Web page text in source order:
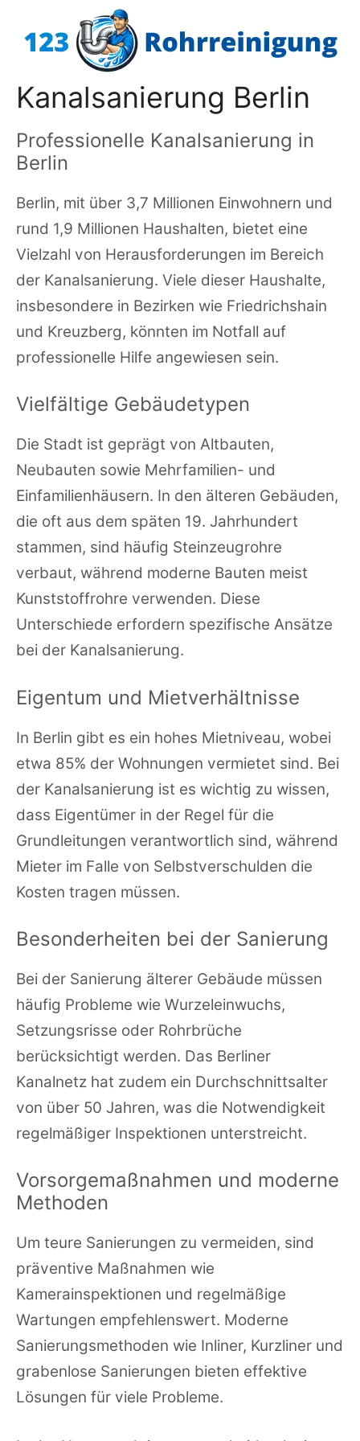
Inhalt
Kanalsanierung Berlin
Professionelle Kanalsanierung in
Berlin
Berlin, mit über 3,7 Millionen Einwohnern und
rund 1,9 Millionen Haushalten, bietet eine
Vielzahl von Herausforderungen im Bereich
der Kanalsanierung. Viele dieser Haushalte,
insbesondere in Bezirken wie Friedrichshain
und Kreuzberg, könnten im Notfall auf
professionelle Hilfe angewiesen sein.
Vielfältige Gebäudetypen
Die Stadt ist geprägt von Altbauten,
Neubauten sowie Mehrfamilien- und
Einfamilienhäusern. In den älteren Gebäuden,
die oft aus dem späten 19. Jahrhundert
stammen, sind häufig Steinzeugrohre
verbaut, während moderne Bauten meist
Kunststoffrohre verwenden. Diese
Unterschiede erfordern spezifische Ansätze
bei der Kanalsanierung.
Eigentum und Mietverhältnisse
In Berlin gibt es ein hohes Mietniveau, wobei
etwa 85% der Wohnungen vermietet sind. Bei
der Kanalsanierung ist es wichtig zu wissen,
dass Eigentümer in der Regel für die
Grundleitungen verantwortlich sind, während
Mieter im Falle von Selbstverschulden die
Kosten tragen müssen.
Besonderheiten bei der Sanierung
Bei der Sanierung älterer Gebäude müssen
häufig Probleme wie Wurzeleinwuchs,
Setzungsrisse oder Rohrbrüche
berücksichtigt werden. Das Berliner
Kanalnetz hat zudem ein Durchschnittsalter
von über 50 Jahren, was die Notwendigkeit
regelmäßiger Inspektionen unterstreicht.
Vorsorgemaßnahmen und moderne
Methoden
Um teure Sanierungen zu vermeiden, sind
präventive Maßnahmen wie
Kamerainspektionen und regelmäßige
Wartungen empfehlenswert. Moderne
Sanierungsmethoden wie Inliner, Kurzliner und
grabenlose Sanierungen bieten effektive
Lösungen für viele Probleme.